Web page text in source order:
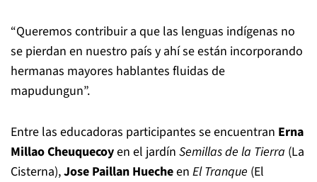
“Queremos contribuir a que las lenguas indígenas no
se pierdan en nuestro país y ahí se están incorporando
hermanas mayores hablantes fluidas de
mapudungun”.
Entre las educadoras participantes se encuentran Erna
Millao Cheuquecoyen el jardín Semillas de la Tierra (La
Cisterna),Jose Paillan Huecheen El Tranque (El